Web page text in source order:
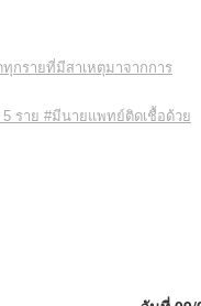
ทุกรายที่มีสาเหตุมาจากการ
ราย #มีนายแพทย์ติดเชื้อด้วย